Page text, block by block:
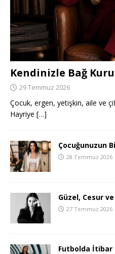
Kendinizle Bağ
29 Temmuz 2026
Çocuk, ergen, yetişkin, aile ve
Hayriye […]
Çocuğunuzun
28 Temmuz 2026
Güzel, Cesur
27 Temmuz 2026
Futbolda